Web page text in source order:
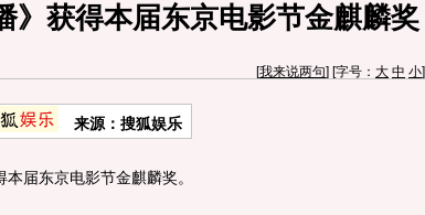
》获得本届东京电影节金麒麟奖
[我来说两句] [字号： 大 中 小]
来源：搜狐娱乐
届东京电影节金麒麟奖。